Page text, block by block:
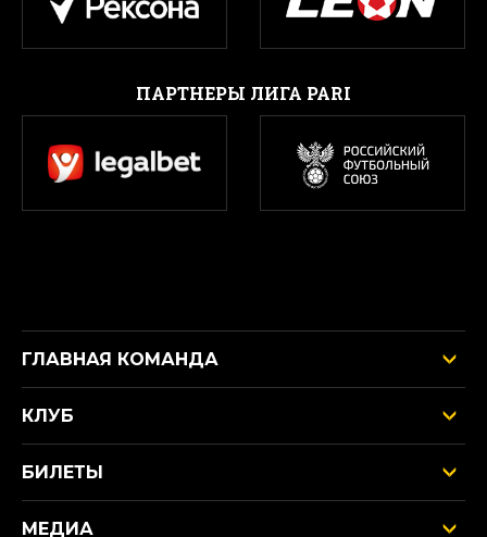
ПАРТНЕРЫ ЛИГА PARI
ГЛАВНАЯ КОМАНДА
КЛУБ
БИЛЕТЫ
МЕДИА